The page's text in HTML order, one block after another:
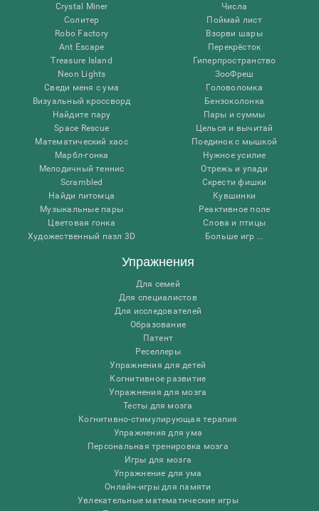
Crystal Miner
Солитер
Robo Factory
Ant Escape
Treasure Island
Neon Lights
Сведи меня с ума
Визуальный кроссворд
Найдите пару
Space Rescue
Математический хаос
Марбл-гонка
Мелодичный теннис
Scrambled
Найди питомца
Музыкальные пары
Цветовая гонка
Художественный пазл 3D
Числа
Поймай лист
Взорви шары
Перекрёсток
Гиперпространство
ЗооФреш
Головоломка
Бензоколонка
Пары и суммы
Целься и вычитай
Поединок с мышкой
Нужное усилие
Отрежь и упади
Скрести фишки
Кувшинки
Реактивное поле
Слова и птицы
Больше игр ...
Упражнения
Для семей
Для специалистов
Для исследователей
Образование
Патент
Реселлеры
Упражнения для детей
Когнитивное развитие
Упражнения для мозга
Тесты для мозга
Когнитивно-стимулирующая терапия
Упражнения для ума
Персональная тренировка мозга
Игры для мозга
Упражнение для ума
Онлайн-игры для памяти
Увлекательные математические игры